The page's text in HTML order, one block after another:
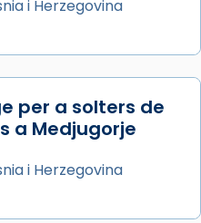
en agraïment al
la visita apostòlica
Barcelona, i als
de Barcelona.
el cardenal Joan
la missa i l’ha
de Barcelona,
i Herzegovina
per a solters de
a Medjugorje
i Herzegovina